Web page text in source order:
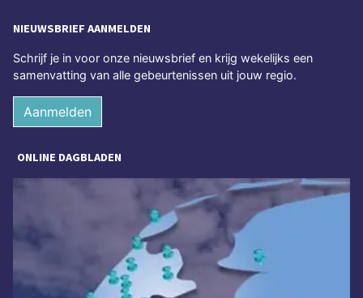
NIEUWSBRIEF AANMELDEN
Schrijf je in voor onze nieuwsbrief en krijg wekelijks een
samenvatting van alle gebeurtenissen uit jouw regio.
Aanmelden
ONLINE DAGBLADEN